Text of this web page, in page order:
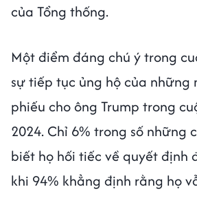
của Tổng thống.
Một điểm đáng chú ý trong
sự tiếp tục ủng hộ của những
phiếu cho ông Trump trong
2024. Chỉ 6% trong số những
biết họ hối tiếc về quyết định
khi 94% khẳng định rằng họ